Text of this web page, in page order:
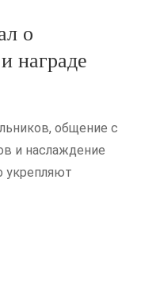
о
награде
общение с
и наслаждение
укрепляют